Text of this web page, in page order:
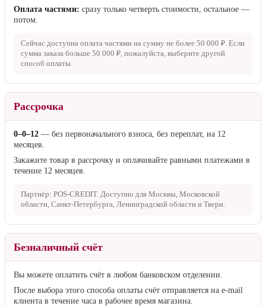
Оплата частями: сразу только четверть стоимости, остальное —
потом.
Сейчас доступна оплата частями на сумму не более 50 000 ₽ . Если
сумма заказа больше 50 000 ₽ , пожалуйста, выберите другой
способ оплаты.
Рассрочка
0–0–12 — без первоначального взноса, без переплат, на 12
месяцев.
Закажите товар в рассрочку и оплачивайте равными платежами в
течение 12 месяцев.
Партнёр: POS-CREDIT. Доступно для Москвы, Московской
области, Санкт-Петербурга, Ленинградской области и Твери.
Безналичный счёт
Вы можете оплатить счёт в любом банковском отделении.
После выбора этого способа оплаты счёт отправляется на e-mail
клиента в течение часа в рабочее время магазина.